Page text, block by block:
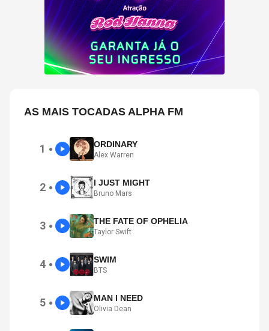
AS MAIS TOCADAS ALPHA FM
1 ● ORDINARY
Alex Warren
2 ● I JUST MIGHT
Bruno Mars
3 ● THE FATE OF OPHELIA
Taylor Swift
4 ● SWIM
BTS
5 ● MAN I NEED
Olivia Dean